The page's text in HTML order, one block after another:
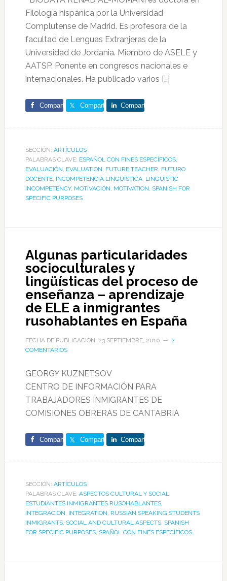
Filología hispánica por la Universidad
Complutense de Madrid. Es profesora de la
facultad de Lenguas Extranjeras de la
Universidad de Jordania. Miembro de ASELE y
AATSP. Ponente en congresos nacionales e
internacionales. Ha publicado varios […]
Comparte Comparte Comparte
SECCIÓN: ARTÍCULOS
PALABRAS CLAVE: ESPAÑOL CON FINES ESPECÍFICOS,
EVALUACIÓN, EVALUATION, FUTURE TEACHER, FUTURO
DOCENTE, INCOMPETENCIA LINGÜÍSTICA, LINGUISTIC
INCOMPETENCY, MOTIVACIÓN, MOTIVATION, SPANISH FOR
SPECIFIC PURPOSES
Algunas particularidades
socioculturales y
lingüísticas del proceso de
enseñanza – aprendizaje
de ELE a inmigrantes
rusohablantes en España
FECHA DE PUBLICACIÓN: 23 SEPTIEMBRE, 2010
2
COMENTARIOS
GEORGY KUZNETSOV
CENTRO DE INFORMACIÓN PARA
TRABAJADORES INMIGRANTES DE
COMISIONES OBRERAS DE CANTABRIA
Comparte Comparte Comparte
SECCIÓN: ARTÍCULOS
PALABRAS CLAVE: ASPECTOS CULTURAL Y SOCIAL,
ESTUDIANTES INMIGRANTES RUSOHABLANTES,
INTEGRACIÓN, INTEGRATION, RUSSIAN SPEAKING STUDENTS
INMIGRANTS, SOCIAL AND CULTURAL ASPECTS, SPANISH
FOR SPECIFIC PURPOSES, SPAÑOL CON FINES ESPECÍFICOS